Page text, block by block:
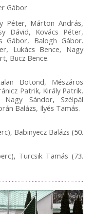
Gábor
Péter, Márton András,
Dávid, Kovács Péter,
Gábor, Balogh Gábor.
Lukács Bence, Nagy
Bucz Bence.
Botond, Mészáros
Patrik, Király Patrik,
Nagy Sándor, Szélpál
Balázs, Ilyés Tamás.
Babinyecz Balázs (50.
Turcsik Tamás (73.